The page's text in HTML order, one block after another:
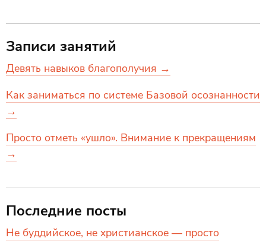
Записи занятий
Девять навыков благополучия →
Как заниматься по системе Базовой осознанности
→
Просто отметь «ушло». Внимание к прекращениям
→
Последние посты
Не буддийское, не христианское — просто